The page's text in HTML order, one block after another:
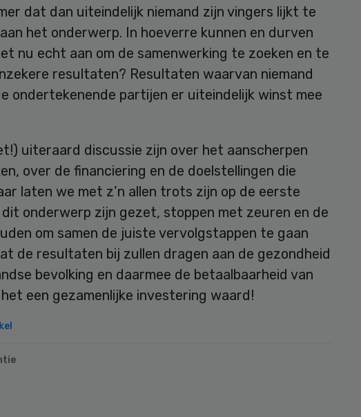
dat dan uiteindelijk niemand zijn vingers lijkt te
het onderwerp. In hoeverre kunnen en durven
nu echt aan om de samenwerking te zoeken en te
resultaten? Resultaten waarvan niemand
ondertekenende partijen er uiteindelijk winst mee
uiteraard discussie zijn over het aanscherpen
over de financiering en de doelstellingen die
laten we met z’n allen trots zijn op de eerste
onderwerp zijn gezet, stoppen met zeuren en de
om samen de juiste vervolgstappen te gaan
de resultaten bij zullen dragen aan de gezondheid
bevolking en daarmee de betaalbaarheid van
een gezamenlijke investering waard!